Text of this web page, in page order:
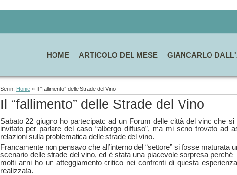
HOME ARTICOLO DEL MESE GIANCARLO
Sei in: Home » Il “fallimento” delle Strade del Vino
Il “fallimento” delle Strade del Vino
Sabato 22 giugno ho partecipato ad un Forum delle città del vino che
invitato per parlare del caso “albergo diffuso”, ma mi sono trovato ad
relazioni sulla problematica delle strade del vino.
Francamente non pensavo che all’interno del “settore” si fosse maturata
scenario delle strade del vino, ed è stata una piacevole sorpresa
molti anni ho un atteggiamento critico nei confronti di questa
realizzata.